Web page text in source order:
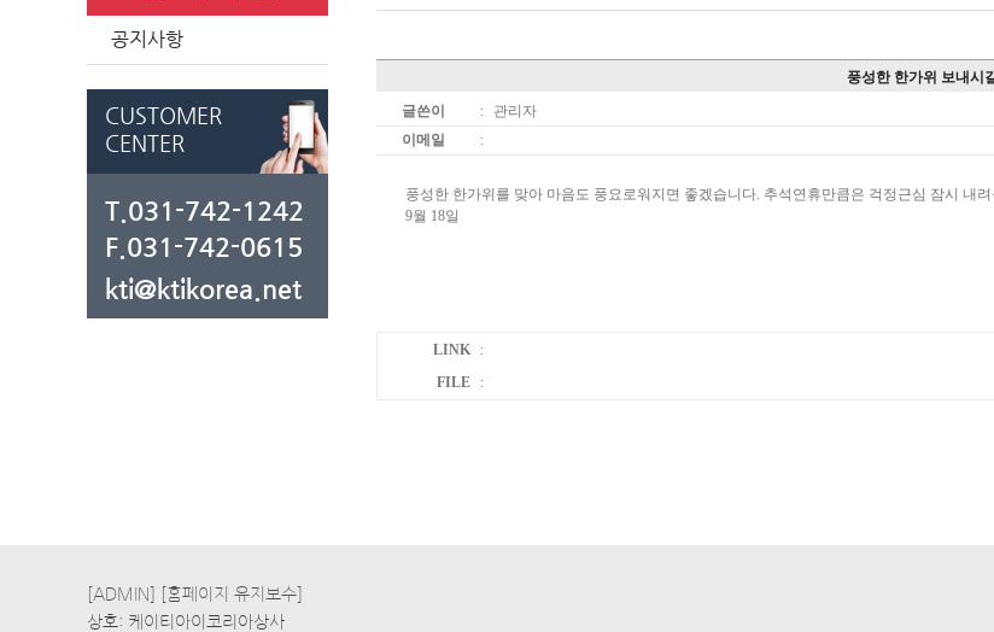
공지사항
CUSTOMER
CENTER
T.031-742-1242
F.031-742-0615
kti@ktikorea.net
풍성한 한가위 보내시
글쓴이
:
관리자
이메일
:
풍성한 한가위를 맞아 마음도 풍요로워지면 좋겠습니다. 추석연휴만큼은 걱정근심 잠시 내
9월 18일
LINK
:
FILE
:
[ADMIN]
[홈페이지 유지보수]
상호: 케이티아이코리아상사